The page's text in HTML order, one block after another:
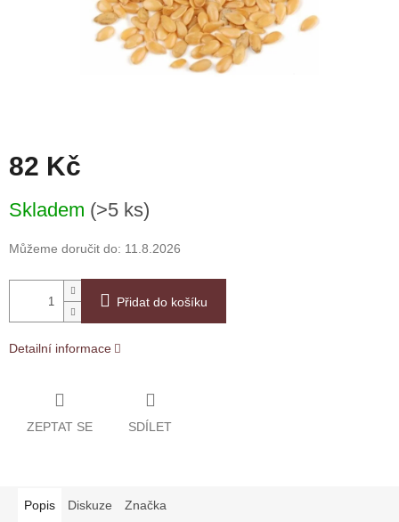
82 Kč
cena:
Skladem (>5 ks)
Můžeme doručit do: 11.8.2026
Přidat do košíku
Detailní informace
ZEPTAT SE SDÍLET
Popis Diskuze Značka